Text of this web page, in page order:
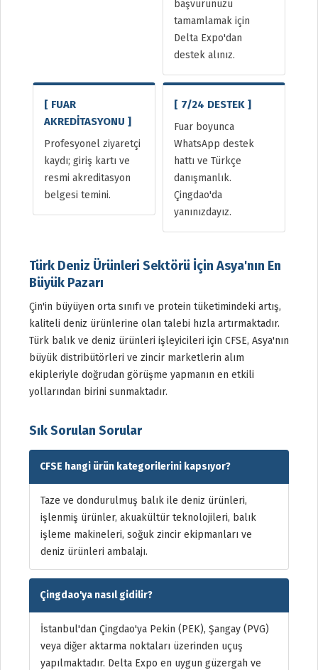
başvurunuzu
tamamlamak için
Delta Expo'dan
destek alınız.
[ FUAR
AKREDİTASYONU ]
Profesyonel ziyaretçi
kaydı; giriş kartı ve
resmi akreditasyon
belgesi temini.
[ 7/24 DESTEK ]
Fuar boyunca
WhatsApp destek
hattı ve Türkçe
danışmanlık.
Çingdao'da
yanınızdayız.
Türk Deniz Ürünleri Sektörü İçin Asya'nın En
Büyük Pazarı
Çin'in büyüyen orta sınıfı ve protein tüketimindeki artış,
kaliteli deniz ürünlerine olan talebi hızla artırmaktadır.
Türk balık ve deniz ürünleri işleyicileri için CFSE, Asya'nın
büyük distribütörleri ve zincir marketlerin alım
ekipleriyle doğrudan görüşme yapmanın en etkili
yollarından birini sunmaktadır.
Sık Sorulan Sorular
CFSE hangi ürün kategorilerini kapsıyor?
Taze ve dondurulmuş balık ile deniz ürünleri,
işlenmiş ürünler, akuakültür teknolojileri, balık
işleme makineleri, soğuk zincir ekipmanları ve
deniz ürünleri ambalajı.
Çingdao'ya nasıl gidilir?
İstanbul'dan Çingdao'ya Pekin (PEK), Şangay (PVG)
veya diğer aktarma noktaları üzerinden uçuş
yapılmaktadır. Delta Expo en uygun güzergah ve